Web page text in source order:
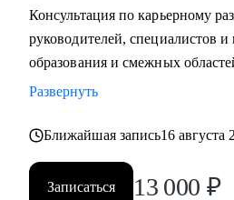
Консультация по карьерному
руководителей, специалистов
образования и смежных
Развернуть
Ближайшая запись16 августа
Записаться 13 000 ₽